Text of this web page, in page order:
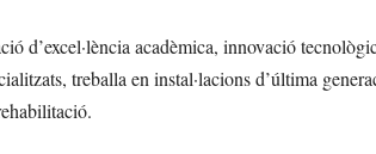
d’excel·lència acadèmica, innovació
treballa en instal·lacions d’última